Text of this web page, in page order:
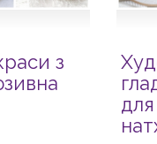
з
для